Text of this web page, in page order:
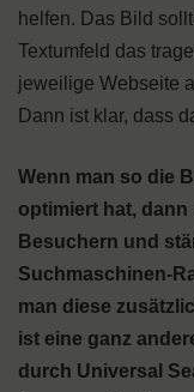
helfen. Das Bild
Textumfeld das
jeweilige Webseite
Dann ist klar, dass
Wenn man so die
optimiert hat,
Besuchern und
Suchmaschinen-
man diese
ist eine ganz
durch Universal